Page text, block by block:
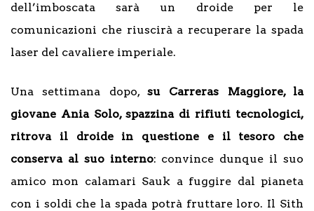
dell’imboscata sarà un droide per le
comunicazioni che riuscirà a recuperare la spada
laser del cavaliere imperiale.
Una settimana dopo, su Carreras Maggiore, la
giovane Ania Solo, spazzina di rifiuti tecnologici,
ritrova il droide in questione e il tesoro che
conserva al suo interno: convince dunque il suo
amico mon calamari Sauk a fuggire dal pianeta
con i soldi che la spada potrà fruttare loro. Il Sith